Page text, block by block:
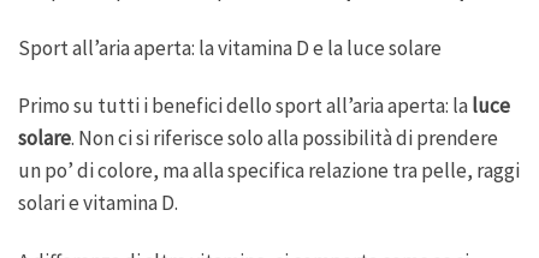
Sport all’aria aperta: la vitamina D e la luce solare
Primo su tutti i benefici dello sport all’aria aperta: laluce
solare. Non ci si riferisce solo alla possibilità di prendere
un po’ di colore, ma alla specifica relazione tra pelle, raggi
solari e vitamina D.